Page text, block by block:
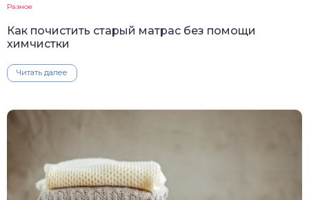
Разное
Как почистить старый матрас без помощи
химчистки
Читать далее